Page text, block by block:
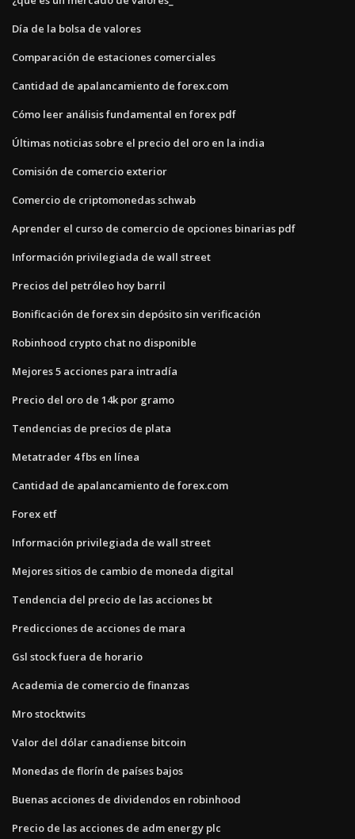
Día de la bolsa de valores
Comparación de estaciones comerciales
Cantidad de apalancamiento de forex.com
Cómo leer análisis fundamental en forex pdf
Últimas noticias sobre el precio del oro en la india
Comisión de comercio exterior
Comercio de criptomonedas schwab
Aprender el curso de comercio de opciones binarias pdf
Información privilegiada de wall street
Precios del petróleo hoy barril
Bonificación de forex sin depósito sin verificación
Robinhood crypto chat no disponible
Mejores 5 acciones para intradía
Precio del oro de 14k por gramo
Tendencias de precios de plata
Metatrader 4 fbs en línea
Cantidad de apalancamiento de forex.com
Forex etf
Información privilegiada de wall street
Mejores sitios de cambio de moneda digital
Tendencia del precio de las acciones bt
Predicciones de acciones de mara
Gsl stock fuera de horario
Academia de comercio de finanzas
Mro stocktwits
Valor del dólar canadiense bitcoin
Monedas de florín de países bajos
Buenas acciones de dividendos en robinhood
Precio de las acciones de adm energy plc